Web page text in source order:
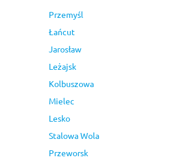
Przemyśl
Łańcut
Jarosław
Leżajsk
Kolbuszowa
Mielec
Lesko
Stalowa Wola
Przeworsk